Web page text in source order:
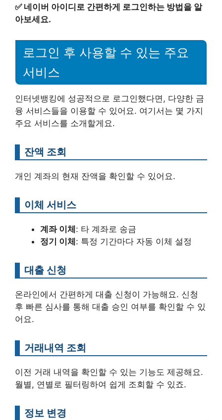
✅ 네이버 아이디로 간편하게 로그인하는 방법을 알
아보세요.
로그인 후 사용할 수 있는 주요
서비스
인터넷뱅킹에 성공적으로 로그인했다면, 다양한 금
융 서비스들을 이용할 수 있어요. 여기서는 몇 가지
주요 서비스를 소개할게요.
잔액 조회
개인 계좌의 현재 잔액을 확인할 수 있어요.
이체 서비스
계좌 이체 : 타 계좌로 송금
정기 이체 : 특정 기간마다 자동 이체 설정
대출 신청
온라인에서 간편하게 대출 신청이 가능해요. 신청
후 빠른 심사를 통해 대출 승인 여부를 확인할 수 있
어요.
거래내역 조회
이전 거래 내역을 확인할 수 있는 기능도 제공해요.
월별, 연별로 필터링하여 쉽게 조회할 수 있죠.
정보 변경